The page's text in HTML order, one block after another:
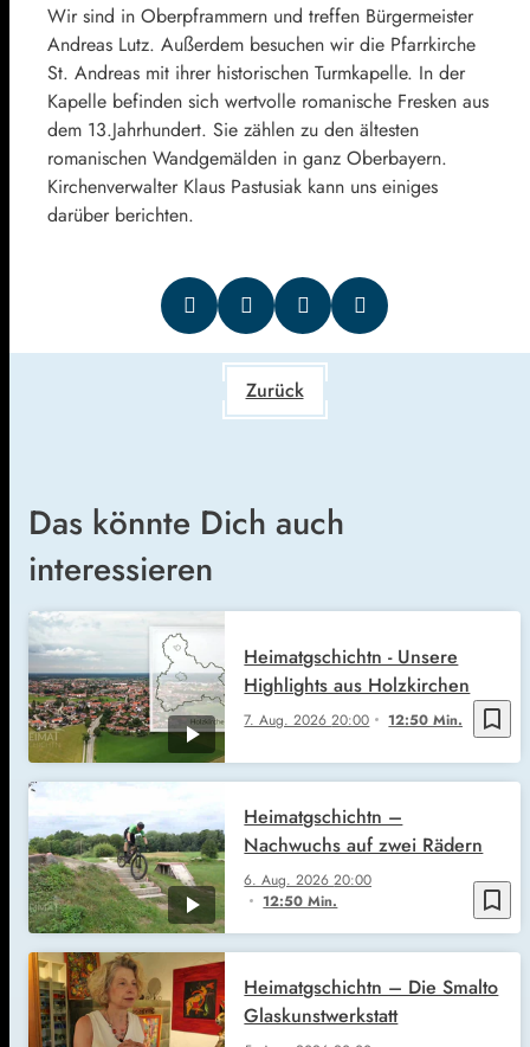
Wir sind in Oberpframmern und treffen Bürgermeister
Andreas Lutz. Außerdem besuchen wir die Pfarrkirche
St. Andreas mit ihrer historischen Turmkapelle. In der
Kapelle befinden sich wertvolle romanische Fresken aus
dem 13.Jahrhundert. Sie zählen zu den ältesten
romanischen Wandgemälden in ganz Oberbayern.
Kirchenverwalter Klaus Pastusiak kann uns einiges
darüber berichten.
Zurück
Das könnte Dich auch
interessieren
bookmark_border
7. Aug. 202620:00 12:50 Min.
Heimatgschichtn - Unsere
Highlights aus Holzkirchen
bookmark_border
6. Aug. 202620:00
12:50 Min.
Heimatgschichtn –
Nachwuchs auf zwei Rädern
Heimatgschichtn – Die Smalto
Glaskunstwerkstatt